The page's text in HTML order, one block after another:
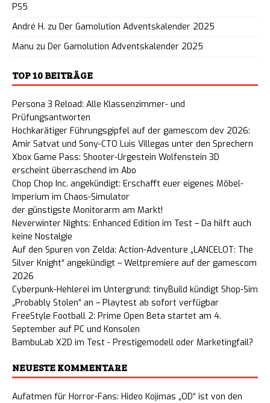
PS5
André H. zu Der Gamolution Adventskalender 2025
Manu zu Der Gamolution Adventskalender 2025
TOP 10 BEITRÄGE
Persona 3 Reload: Alle Klassenzimmer- und
Prüfungsantworten
Hochkarätiger Führungsgipfel auf der gamescom dev 2026:
Amir Satvat und Sony-CTO Luis Villegas unter den Sprechern
Xbox Game Pass: Shooter-Urgestein Wolfenstein 3D
erscheint überraschend im Abo
Chop Chop Inc. angekündigt: Erschafft euer eigenes Möbel-
Imperium im Chaos-Simulator
der günstigste Monitorarm am Markt!
Neverwinter Nights: Enhanced Edition im Test – Da hilft auch
keine Nostalgie
Auf den Spuren von Zelda: Action-Adventure „LANCELOT: The
Silver Knight“ angekündigt – Weltpremiere auf der gamescom
2026
Cyberpunk-Hehlerei im Untergrund: tinyBuild kündigt Shop-Sim
„Probably Stolen“ an – Playtest ab sofort verfügbar
FreeStyle Football 2: Prime Open Beta startet am 4.
September auf PC und Konsolen
BambuLab X2D im Test - Prestigemodell oder Marketingfail?
NEUESTE KOMMENTARE
Aufatmen für Horror-Fans: Hideo Kojimas „OD“ ist von den